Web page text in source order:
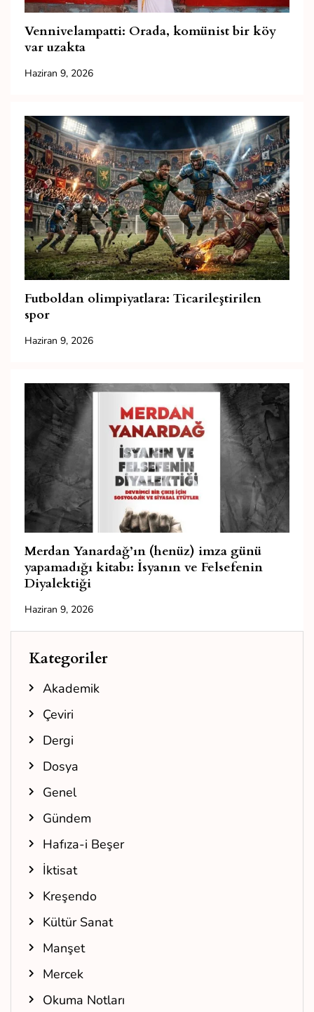
Vennivelampatti: Orada, komünist bir köy
var uzakta
Haziran 9, 2026
Futboldan olimpiyatlara: Ticarileştirilen
spor
Haziran 9, 2026
Merdan Yanardağ’ın (henüz) imza günü
yapamadığı kitabı: İsyanın ve Felsefenin
Diyalektiği
Haziran 9, 2026
Kategoriler
Akademik
Çeviri
Dergi
Dosya
Genel
Gündem
Hafıza-i Beşer
İktisat
Kreşendo
Kültür Sanat
Manşet
Mercek
Okuma Notları